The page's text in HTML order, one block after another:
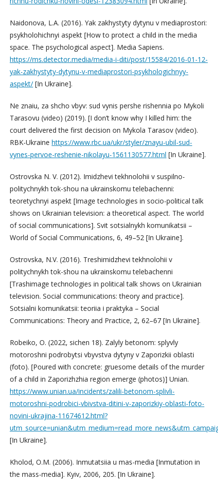
Naidonova, L.A. (2016). Yak zakhystyty dytynu v mediaprostori:
psykholohichnyi aspekt [How to protect a child in the media
space. The psychological aspect]. Media Sapiens.
https://ms.detector.media/media-i-diti/post/15584/2016-01-12-
yak-zakhystyty-dytynu-v-mediaprostori-psykhologichnyy-
aspekt/ [In Ukraine].
Ne znaiu, za shcho vbyv: sud vynis pershe rishennia po Mykoli
Tarasovu (video) (2019). [I don’t know why I killed him: the
court delivered the first decision on Mykola Tarasov (video).
RBK-Ukraine https://www.rbc.ua/ukr/styler/znayu-ubil-sud-
vynes-pervoe-reshenie-nikolayu-1561130577.html [In Ukraine].
Ostrovska N. V. (2012). Imidzhevi tekhnolohii v suspilno-
politychnykh tok-shou na ukrainskomu telebachenni:
teoretychnyi aspekt [Image technologies in socio-political talk
shows on Ukrainian television: a theoretical aspect. The world
of social communications]. Svit sotsialnykh komunikatsii –
World of Social Communications, 6, 49–52 [In Ukraine].
Ostrovska, N.V. (2016). Treshimidzhevi tekhnolohii v
politychnykh tok-shou na ukrainskomu telebachenni
[Trashimage technologies in political talk shows on Ukrainian
television. Social communications: theory and practice].
Sotsialni komunikatsii: teoriia i praktyka – Social
Communications: Theory and Practice, 2, 62–67 [In Ukraine].
Robeiko, O. (2022, sichen 18). Zalyly betonom: splyvly
motoroshni podrobytsi vbyvstva dytyny v Zaporizkii oblasti
(foto). [Poured with concrete: gruesome details of the murder
of a child in Zaporizhzhia region emerge (photos)] Unian.
https://www.unian.ua/incidents/zalili-betonom-splivli-
motoroshni-podrobici-vbivstva-ditini-v-zaporizkiy-oblasti-foto-
novini-ukrajina-11674612.html?
[In Ukraine].
Kholod, O.M. (2006). Inmutatsiia u mas-media [Inmutation in
the mass-media]. Kyiv, 2006, 205. [In Ukraine].